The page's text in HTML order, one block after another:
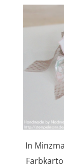
In